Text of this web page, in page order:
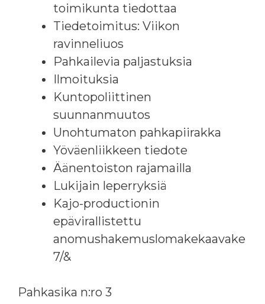
toimikunta tiedottaa
Tiedetoimitus: Viikon
ravinneliuos
Pahkailevia paljastuksia
Ilmoituksia
Kuntopoliittinen
suunnanmuutos
Unohtumaton pahkapiirakka
Yöväenliikkeen tiedote
Äänentoiston rajamailla
Lukijain leperryksiä
Kajo-productionin
epävirallistettu
anomushakemuslomakekaavake
7/&
Pahkasika n:ro 3